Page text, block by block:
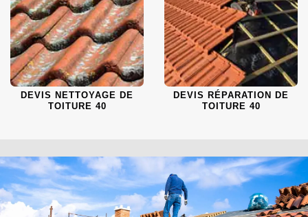
DEVIS NETTOYAGE DE
TOITURE 40
DEVIS RÉPARATION DE
TOITURE 40